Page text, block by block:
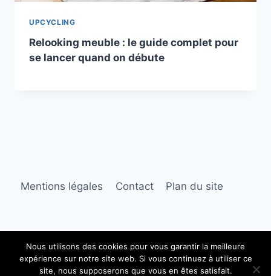
UPCYCLING
Relooking meuble : le guide complet pour
se lancer quand on débute
Mentions légales Contact Plan du site
© 2026 Babiola
Nous utilisons des cookies pour vous garantir la meilleure
expérience sur notre site web. Si vous continuez à utiliser ce
site, nous supposerons que vous en êtes satisfait.